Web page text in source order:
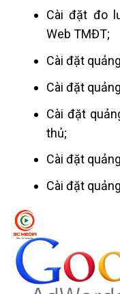
Cài đặt đo
Web TMĐT;
Cài đặt
Cài đặt
Cài đặt
thủ;
Cài đặt
Cài đặt